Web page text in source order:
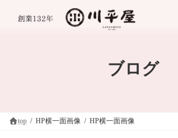
ブログ
top HP横一面画像 HP横一面画像